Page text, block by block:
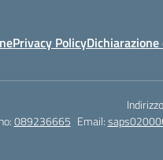
Privacy Policy
089236665 Email: